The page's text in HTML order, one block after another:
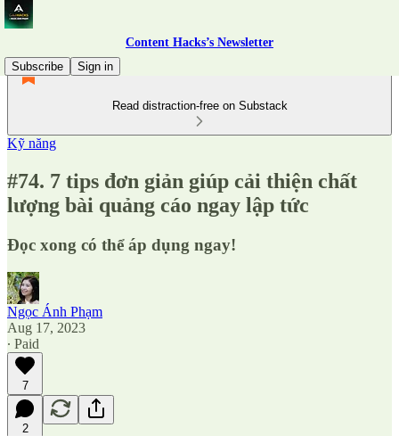
Content Hacks’s Newsletter
Subscribe
Sign in
Read distraction-free on Substack
Kỹ năng
#74. 7 tips đơn giản giúp cải thiện chất
lượng bài quảng cáo ngay lập tức
Đọc xong có thể áp dụng ngay!
Ngọc Ánh Phạm
Aug 17, 2023
∙ Paid
7
2